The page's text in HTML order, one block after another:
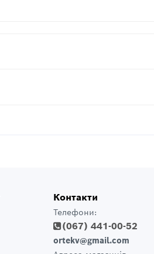
Контакти
Телефони:
(067) 441-00-52
ortekv@gmail.com